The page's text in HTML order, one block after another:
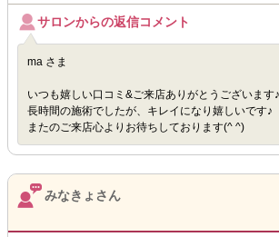
サロンからの返信コメント
ma さま
いつも嬉しい口コミ&ご来店ありがとうございます♪
長時間の施術でしたが、キレイになり嬉しいです♪
またのご来店心よりお待ちしております(^ ^)
みなきょさん